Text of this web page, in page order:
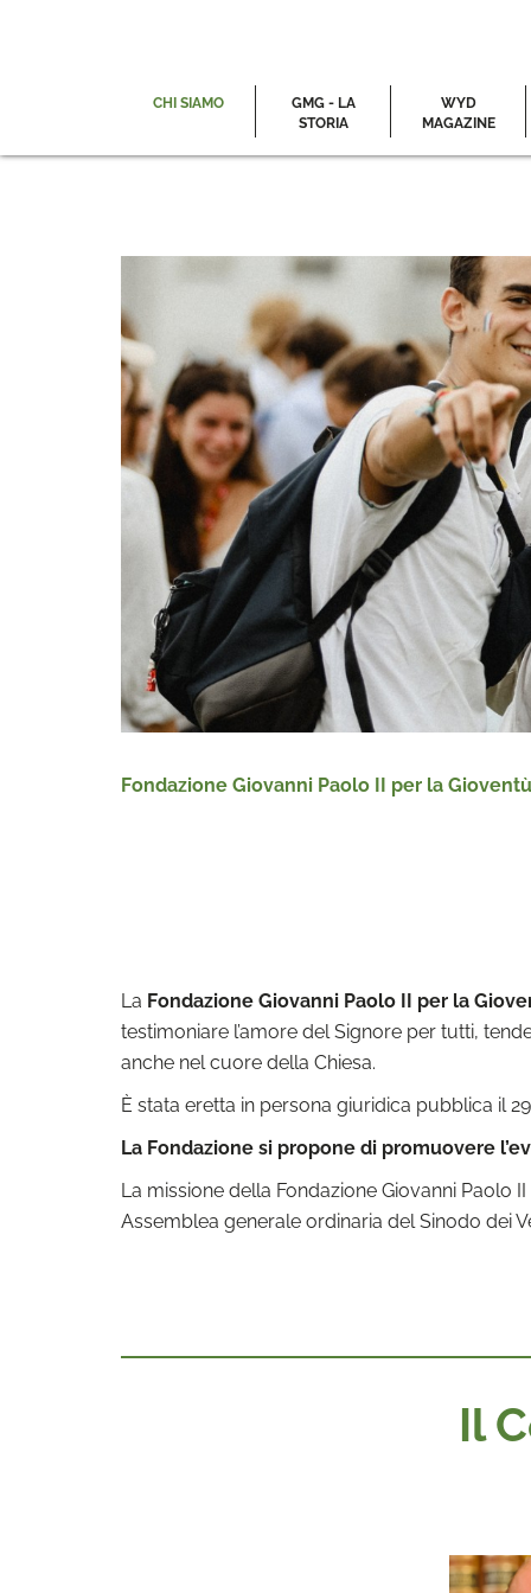
CHI SIAMO
GMG - LA
STORIA
WYD
MAGAZINE
Fondazione Giovanni Paolo II per la Gioventù
La Fondazione Giovanni Paolo II per la
testimoniare l’amore del Signore per tutti,
anche nel cuore della Chiesa.
È stata eretta in persona giuridica pubblica il
La Fondazione si propone di promuovere
La missione della Fondazione Giovanni
Assemblea generale ordinaria del Sinodo dei
Il